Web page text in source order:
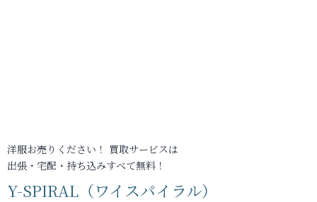
洋服お売りください！ 買取サービスは
出張・宅配・持ち込みすべて無料！
Y-SPIRAL（ワイスパイラル）